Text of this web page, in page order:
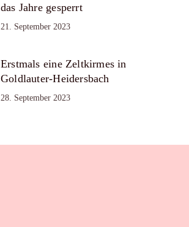
das Jahre gesperrt
21. September 2023
Erstmals eine Zeltkirmes in
Goldlauter-Heidersbach
28. September 2023